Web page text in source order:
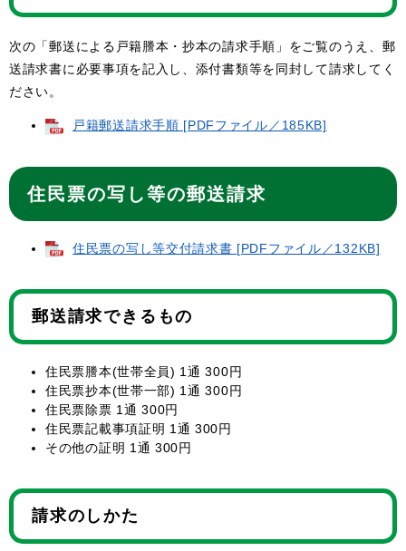
次の「郵送による戸籍謄本・抄本の請求手順」をご覧のうえ、郵
送請求書に必要事項を記入し、添付書類等を同封して請求してく
ださい。
戸籍郵送請求手順 [PDFファイル／185KB]
住民票の写し等の郵送請求
住民票の写し等交付請求書 [PDFファイル／132KB]
郵送請求できるもの
住民票謄本(世帯全員) 1通 300円
住民票抄本(世帯一部) 1通 300円
住民票除票 1通 300円
住民票記載事項証明 1通 300円
その他の証明 1通 300円
請求のしかた